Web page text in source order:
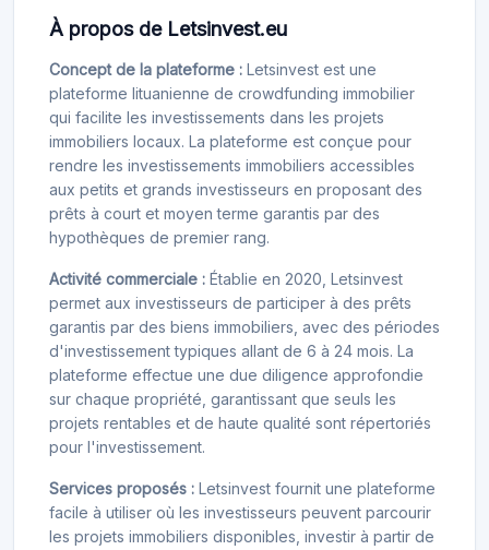
À propos de Letsinvest.eu
Concept de la plateforme : Letsinvest est une
plateforme lituanienne de crowdfunding immobilier
qui facilite les investissements dans les projets
immobiliers locaux. La plateforme est conçue pour
rendre les investissements immobiliers accessibles
aux petits et grands investisseurs en proposant des
prêts à court et moyen terme garantis par des
hypothèques de premier rang.
Activité commerciale : Établie en 2020, Letsinvest
permet aux investisseurs de participer à des prêts
garantis par des biens immobiliers, avec des périodes
d'investissement typiques allant de 6 à 24 mois. La
plateforme effectue une due diligence approfondie
sur chaque propriété, garantissant que seuls les
projets rentables et de haute qualité sont répertoriés
pour l'investissement.
Services proposés : Letsinvest fournit une plateforme
facile à utiliser où les investisseurs peuvent parcourir
les projets immobiliers disponibles, investir à partir de